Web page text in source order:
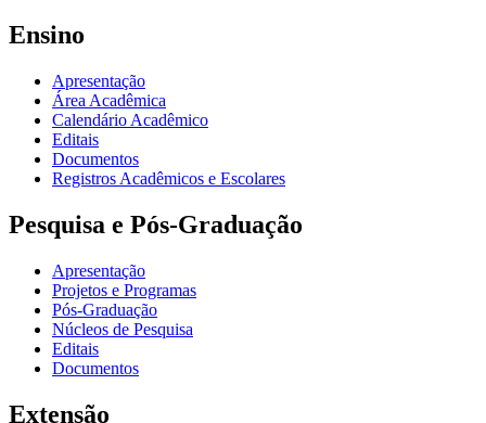
Ensino
Apresentação
Área Acadêmica
Calendário Acadêmico
Editais
Documentos
Registros Acadêmicos e Escolares
Pesquisa e Pós-Graduação
Apresentação
Projetos e Programas
Pós-Graduação
Núcleos de Pesquisa
Editais
Documentos
Extensão